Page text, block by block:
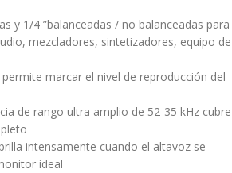
y 1/4 ”balanceadas / no balanceadas para
mezcladores, sintetizadores, equipo de
marcar el nivel de reproducción del
de rango ultra amplio de 52-35 kHz cubre
intensamente cuando el altavoz se
ideal